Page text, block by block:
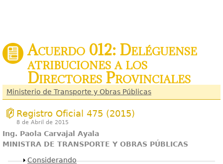
Acuerdo 012: Deléguense
atribuciones a los
Directores Provinciales
Ministerio de Transporte y Obras Públicas
Registro Oficial 475 (2015)
8 de Abril de 2015
Ing. Paola Carvajal Ayala
MINISTRA DE TRANSPORTE Y OBRAS PÚBLICAS
Mostrar
Considerando